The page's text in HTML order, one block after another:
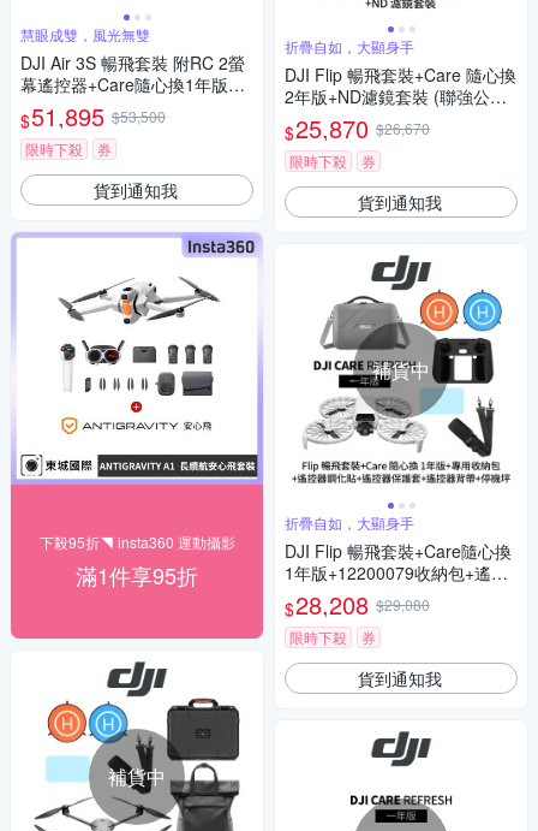
慧眼成雙，風光無雙
DJI Air 3S 暢飛套裝 附RC 2螢
幕遙控器+Care隨心換1年版+1
154924專用收納包+遙控器保
護套+遙控器鋼化貼+SP-850遙
控器背帶+110cm停機坪(聯強
公司貨)
$51,895 $53,500
限時下殺
券
貨到通知我
下殺95折◥ insta360 運動攝影
滿1件享95折
補貨中
折疊自如，大顯身手
DJI Flip 暢飛套裝+Care 隨心換
2年版+ND濾鏡套裝 (聯強公司
貨)
$25,870 $26,670
限時下殺
券
貨到通知我
補貨中
折疊自如，大顯身手
DJI Flip 暢飛套裝+Care隨心換
1年版+12200079收納包+遙控
器保護套+遙控器鋼化貼+SP-85
0遙控器背帶+SunLight PK-075
75cm停機坪 (聯強公司貨)
$28,208 $29,080
限時下殺
券
貨到通知我